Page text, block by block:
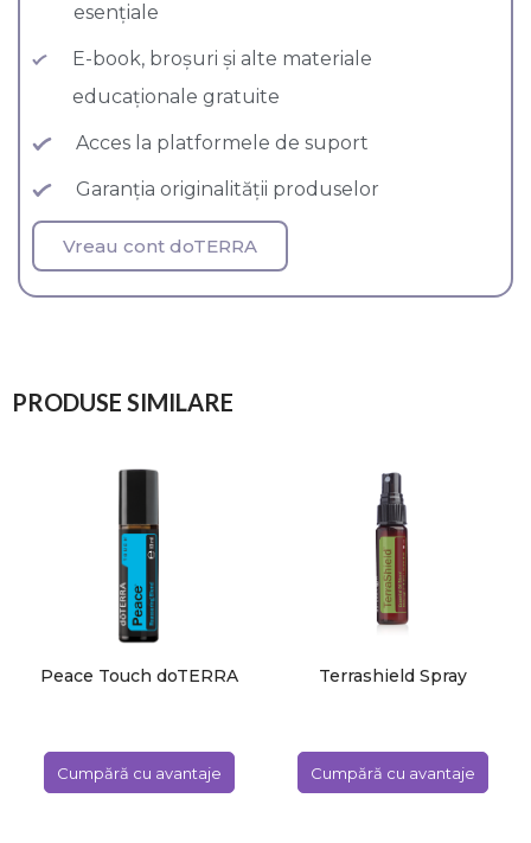
esențiale
E-book, broșuri și alte materiale
educaționale gratuite
Acces la platformele de suport
Garanția originalității produselor
Vreau cont doTERRA
PRODUSE SIMILARE
Peace Touch doTERRA
Cumpără cu avantaje
Terrashield Spray
Cumpără cu avantaje